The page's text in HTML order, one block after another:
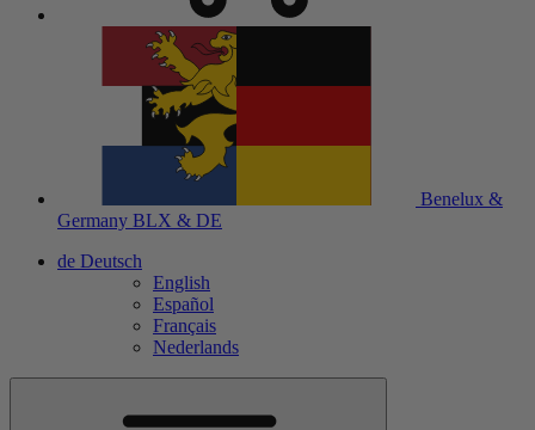
Benelux &
Germany BLX & DE
de Deutsch
English
Español
Français
Nederlands